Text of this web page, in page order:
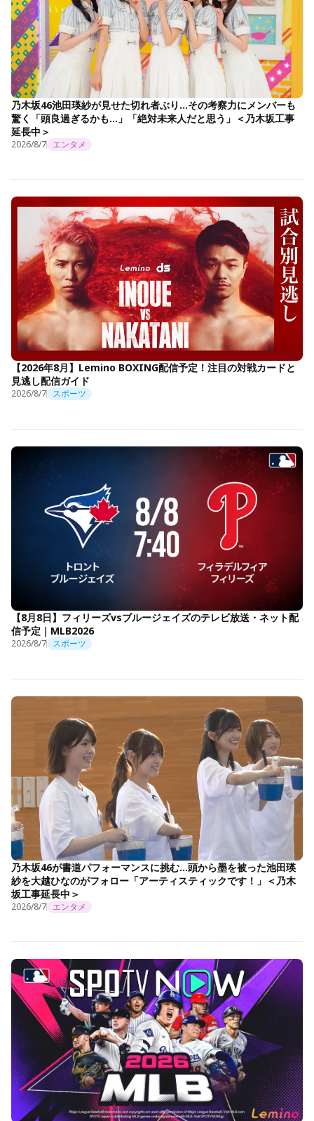
乃木坂46池田瑛紗が見せた切れ者ぶり…その考察力にメンバーも
驚く「頭良過ぎるかも…」「絶対未来人だと思う」＜乃木坂工事
延長中＞
2026/8/7 エンタメ
【2026年8月】Lemino BOXING配信予定！注目の対戦カードと
見逃し配信ガイド
2026/8/7 スポーツ
【8月8日】フィリーズvsブルージェイズのテレビ放送・ネット配
信予定｜MLB2026
2026/8/7 スポーツ
乃木坂46が書道パフォーマンスに挑む…頭から墨を被った池田瑛
紗を大越ひなのがフォロー「アーティスティックです！」＜乃木
坂工事延長中＞
2026/8/7 エンタメ